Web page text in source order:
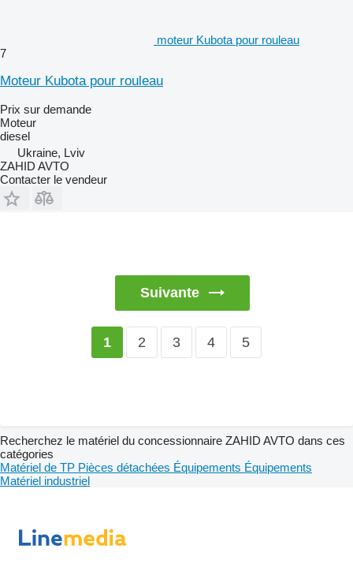
moteur Kubota pour rouleau
7
Moteur Kubota pour rouleau
Prix sur demande
Moteur
diesel
Ukraine, Lviv
ZAHID AVTO
Contacter le vendeur
Suivante
1 2 3 4 5
Recherchez le matériel du concessionnaire ZAHID AVTO dans ces
catégories
Matériel de TP Pièces détachées Équipements Équipements
Matériel industriel